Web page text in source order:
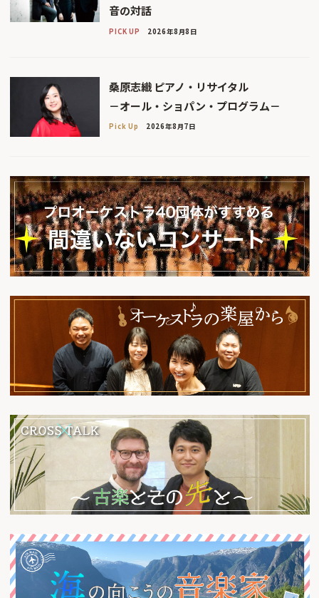
音の対話
PICK UP 2026年8月8日
桑原志織 ピアノ・リサイタル
－オール・ショパン・プログラム－
Pick Up 2026年8月7日